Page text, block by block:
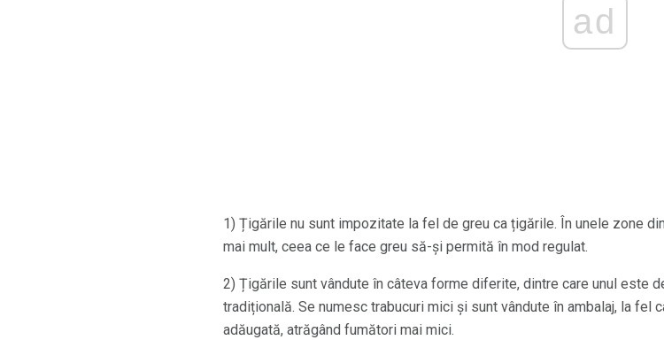
ad
1) Țigările nu sunt impozitate la fel de greu ca țigările. În unele zone
mai mult, ceea ce le face greu să-și permită în mod regulat.
2) Țigările sunt vândute în câteva forme diferite, dintre care unul este
tradițională. Se numesc trabucuri mici și sunt vândute în ambalaj, la fel
adăugată, atrăgând fumători mai mici.